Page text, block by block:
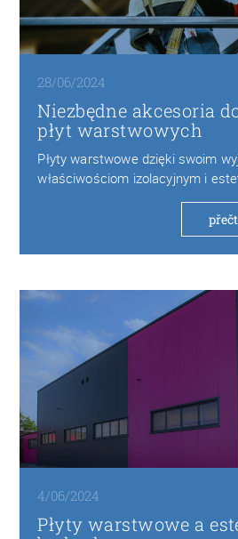
28/06/2024
Niezbędne akcesoria
płyt warstwowych
Płyty warstwowe dzięki swoim
właściwościom izolacyjnym i
częściej wybierane w
4/06/2024
Płyty warstwowe a